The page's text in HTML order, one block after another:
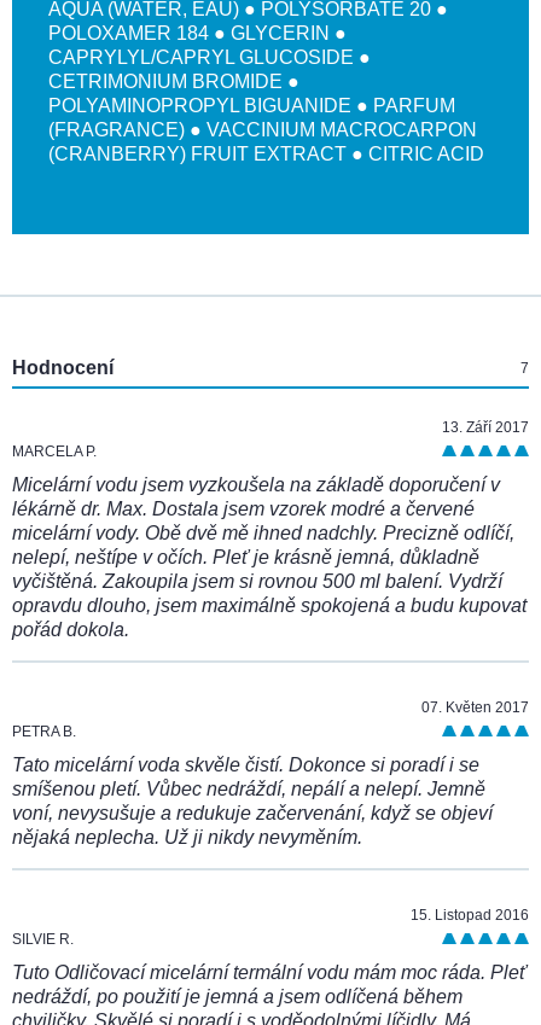
AQUA (WATER, EAU) ● POLYSORBATE 20 ●
POLOXAMER 184 ● GLYCERIN ●
CAPRYLYL/CAPRYL GLUCOSIDE ●
CETRIMONIUM BROMIDE ●
POLYAMINOPROPYL BIGUANIDE ● PARFUM
(FRAGRANCE) ● VACCINIUM MACROCARPON
(CRANBERRY) FRUIT EXTRACT ● CITRIC ACID
Hodnocení: 7
MARCELA P.
13. Září 2017
Micelární vodu jsem vyzkoušela na základě doporučení v
lékárně dr. Max. Dostala jsem vzorek modré a červené
micelární vody. Obě dvě mě ihned nadchly. Precizně odlíčí,
nelepí, neštípe v očích. Pleť je krásně jemná, důkladně
vyčištěná. Zakoupila jsem si rovnou 500 ml balení. Vydrží
opravdu dlouho, jsem maximálně spokojená a budu kupovat
pořád dokola.
PETRA B.
07. Květen 2017
Tato micelární voda skvěle čistí. Dokonce si poradí i se
smíšenou pletí. Vůbec nedráždí, nepálí a nelepí. Jemně
voní, nevysušuje a redukuje začervenání, když se objeví
nějaká neplecha. Už ji nikdy nevyměním.
SILVIE R.
15. Listopad 2016
Tuto Odličovací micelární termální vodu mám moc ráda. Pleť
nedráždí, po použití je jemná a jsem odlíčená během